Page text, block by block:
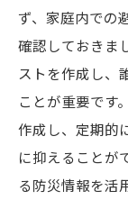
ず、家庭内での
確認しておきま
ストを作成し、
ことが重要です
作成し、定期的
に抑えることが
る防災情報を活